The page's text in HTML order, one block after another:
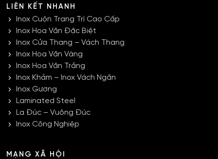
LIÊN KẾT NHANH
Inox Cuộn Trang Trí Cao Cấp
Inox Hoa Văn Đặc Biệt
Inox Cửa Thang – Vách Thang
Inox Hoa Văn Vàng
Inox Hoa Văn Trắng
Inox Khảm – Inox Vách Ngăn
Inox Gương
Laminated Steel
La Đúc – Vuông Đúc
Inox Công Nghiệp
MẠNG XÃ HỘI